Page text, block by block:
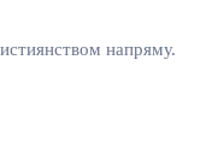
напряму.